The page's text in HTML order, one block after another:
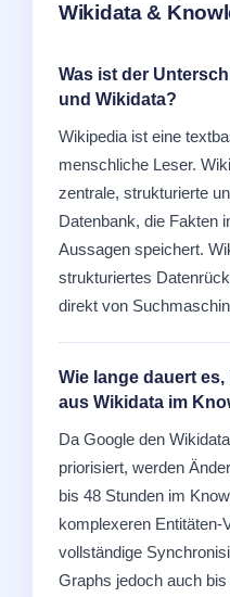
Wikidata &
Was ist der
und Wikidata?
Wikipedia ist eine
menschliche Leser.
zentrale, strukturierte
Datenbank, die Fakten
Aussagen speichert.
strukturiertes
direkt von
Wie lange dauert
aus Wikidata im
Da Google den
priorisiert, werden
bis 48 Stunden im
komplexeren Entitäten-
vollständige
Graphs jedoch auch